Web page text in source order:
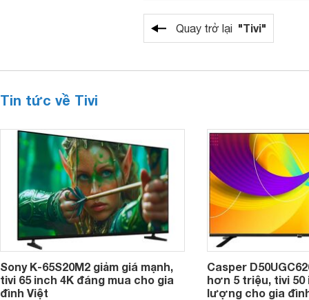
Quay trở lại "Tivi"
Tin tức về Tivi
Sony K-65S20M2 giảm giá mạnh,
tivi 65 inch 4K đáng mua cho gia
đình Việt
Casper
hơn 5 triệu, tivi 50
lượng cho gia